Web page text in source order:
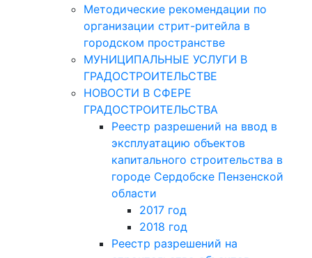
Методические рекомендации по
организации стрит-ритейла в
городском пространстве
МУНИЦИПАЛЬНЫЕ УСЛУГИ В
ГРАДОСТРОИТЕЛЬСТВЕ
НОВОСТИ В СФЕРЕ
ГРАДОСТРОИТЕЛЬСТВА
Реестр разрешений на ввод в
эксплуатацию объектов
капитального строительства в
городе Сердобске Пензенской
области
2017 год
2018 год
Реестр разрешений на